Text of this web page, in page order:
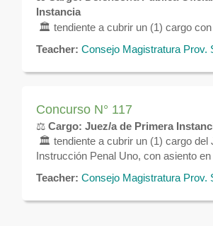
Instancia
🏛️ tendiente a cubrir un (1) cargo
localidad de
Las Heras.
Teacher: Consejo Magistratura Prov.
Concurso N° 117
⚖️ Cargo: Juez/a de Primera
🏛️ tendiente a cubrir un (1) cargo del
Instrucción Penal Uno, con asiento en
Teacher: Consejo Magistratura Prov.